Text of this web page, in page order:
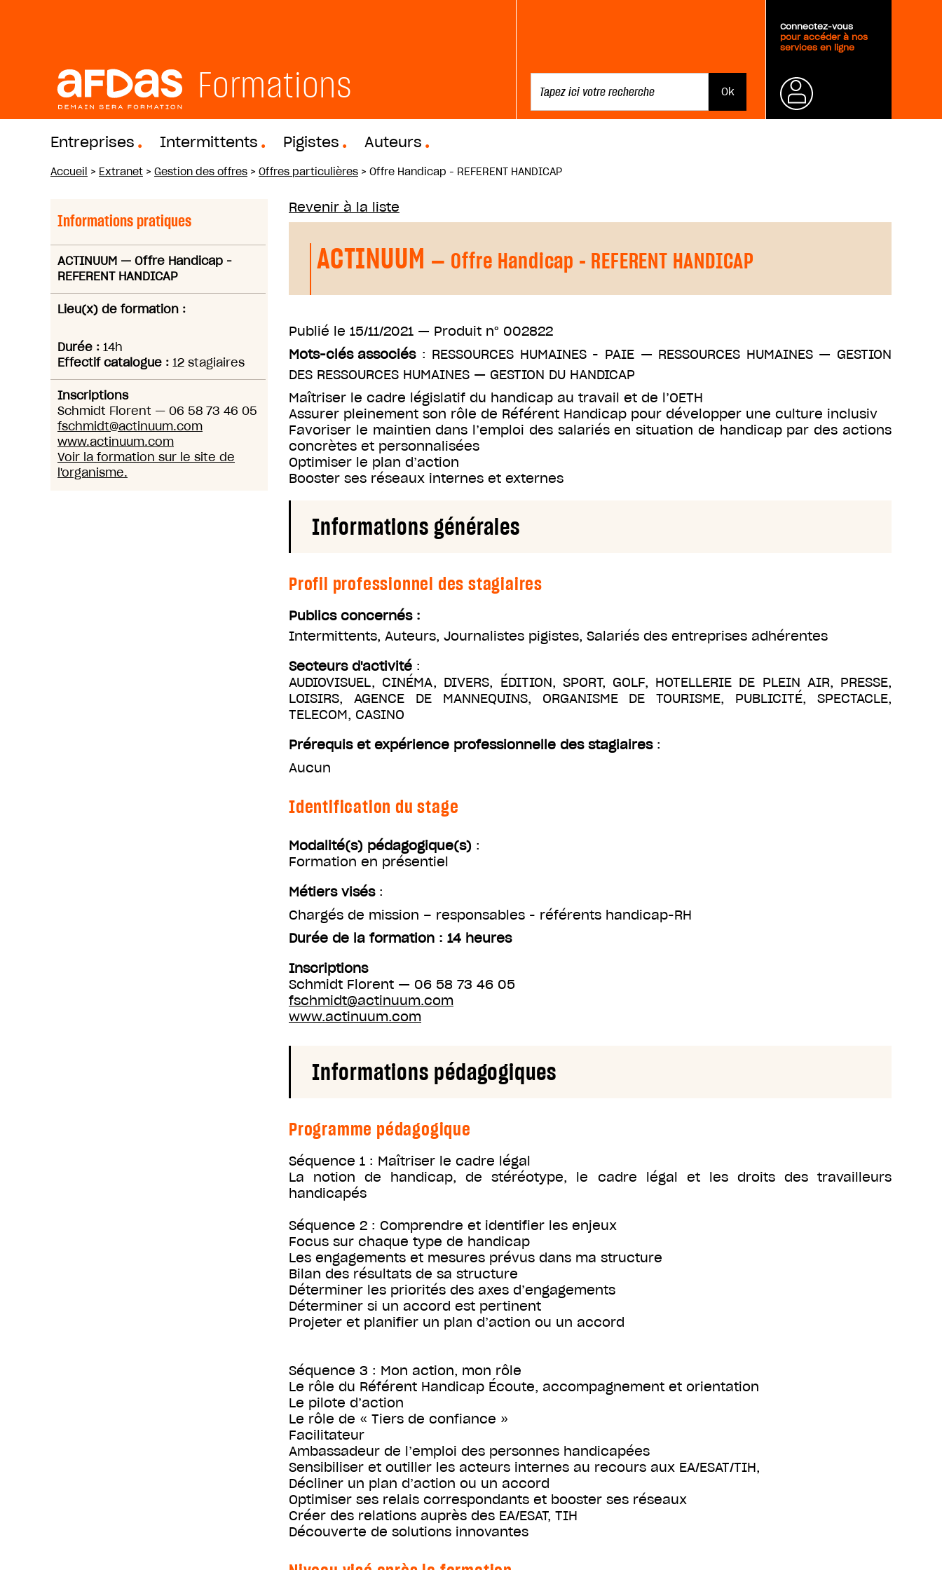
Formations
Connectez-vous
pour accéder à nos
services en ligne
Entreprises Intermittents Pigistes Auteurs
Accueil > Extranet > Gestion des offres > Offres particulières > Offre Handicap - REFERENT HANDICAP
Informations pratiques
ACTINUUM — Offre Handicap -
REFERENT HANDICAP
Lieu(x) de formation :
Durée : 14h
Effectif catalogue : 12 stagiaires
Inscriptions
Schmidt Florent — 06 58 73 46 05
fschmidt@actinuum.com
www.actinuum.com
Voir la formation sur le site de
l'organisme.
Revenir à la liste
ACTINUUM — Offre Handicap - REFERENT HANDICAP
Publié le 15/11/2021 — Produit n° 002822
Mots-clés associés: RESSOURCES HUMAINES - PAIE — RESSOURCES HUMAINES— GESTION
DES RESSOURCES HUMAINES — GESTION DU HANDICAP
Maîtriser le cadre législatif du handicap au travail et de l’OETH
Assurer pleinement son rôle de Référent Handicap pour développer une culture inclusiv
Favoriser le maintien dans l’emploi des salariés en situation de handicap par des actions
concrètes et personnalisées
Optimiser le plan d’action
Booster ses réseaux internes et externes
Informations générales
Profil professionnel des stagiaires
Publics concernés :
Intermittents, Auteurs, Journalistes pigistes, Salariés des entreprises adhérentes
Secteurs d'activité :
AUDIOVISUEL, CINÉMA, DIVERS, ÉDITION, SPORT, GOLF, HOTELLERIE DE PLEIN AIR, PRESSE,
LOISIRS, AGENCE DE MANNEQUINS, ORGANISME DE TOURISME, PUBLICITÉ, SPECTACLE,
TELECOM, CASINO
Prérequis et expérience professionnelle des stagiaires:
Aucun
Identification du stage
Modalité(s) pédagogique(s) :
Formation en présentiel
Métiers visés:
Chargés de mission – responsables - référents handicap-RH
Durée de la formation : 14 heures
Inscriptions
Schmidt Florent — 06 58 73 46 05
fschmidt@actinuum.com
www.actinuum.com
Informations pédagogiques
Programme pédagogique
Séquence 1 : Maîtriser le cadre légal
La notion de handicap, de stéréotype, le cadre légal et les droits des travailleurs
handicapés
Séquence 2 : Comprendre et identifier les enjeux
Focus sur chaque type de handicap
Les engagements et mesures prévus dans ma structure
Bilan des résultats de sa structure
Déterminer les priorités des axes d’engagements
Déterminer si un accord est pertinent
Projeter et planifier un plan d’action ou un accord
Séquence 3 : Mon action, mon rôle
Le rôle du Référent Handicap Écoute, accompagnement et orientation
Le pilote d’action
Le rôle de « Tiers de confiance »
Facilitateur
Ambassadeur de l’emploi des personnes handicapées
Sensibiliser et outiller les acteurs internes au recours aux EA/ESAT/TIH,
Décliner un plan d’action ou un accord
Optimiser ses relais correspondants et booster ses réseaux
Créer des relations auprès des EA/ESAT, TIH
Découverte de solutions innovantes